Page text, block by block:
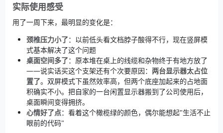
实际使用感受
用了一周下来，最明显的变化是：
颈椎压力小了：以前低头看文档脖子酸得不行，现在竖屏模
式基本解决了这个问题
桌面空间多了：原本堆在桌上的线缆和杂物终于有地方放了
——说实话买这个支架还有个次要原因： 两台显示器太占位
置了。双屏模式下虽然效率高，但两个底座加起来的占地面
积确实不小。把自家的一台闲置显示器搬到了公司使用后，
桌面瞬间变得拥挤。
心情好了点：看着这个橄榄绿的颜色，偶尔能想起"生活不止
眼前的代码"